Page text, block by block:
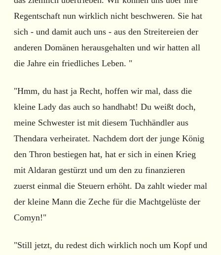
Regentschaft nun wirklich nicht beschweren. Sie hat
sich - und damit auch uns - aus den Streitereien der
anderen Domänen herausgehalten und wir hatten all
die Jahre ein friedliches Leben. "
"Hmm, du hast ja Recht, hoffen wir mal, dass die
kleine Lady das auch so handhabt! Du weißt doch,
meine Schwester ist mit diesem Tuchhändler aus
Thendara verheiratet. Nachdem dort der junge König
den Thron bestiegen hat, hat er sich in einen Krieg
mit Aldaran gestürzt und um den zu finanzieren
zuerst einmal die Steuern erhöht. Da zahlt wieder mal
der kleine Mann die Zeche für die Machtgelüste der
Comyn!"
"Still jetzt, du redest dich wirklich noch um Kopf und